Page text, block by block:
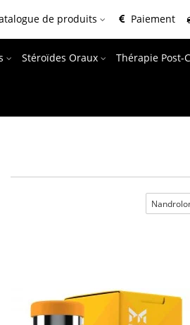
de produits Paiement
Stéroïdes Oraux Thérapie Post-